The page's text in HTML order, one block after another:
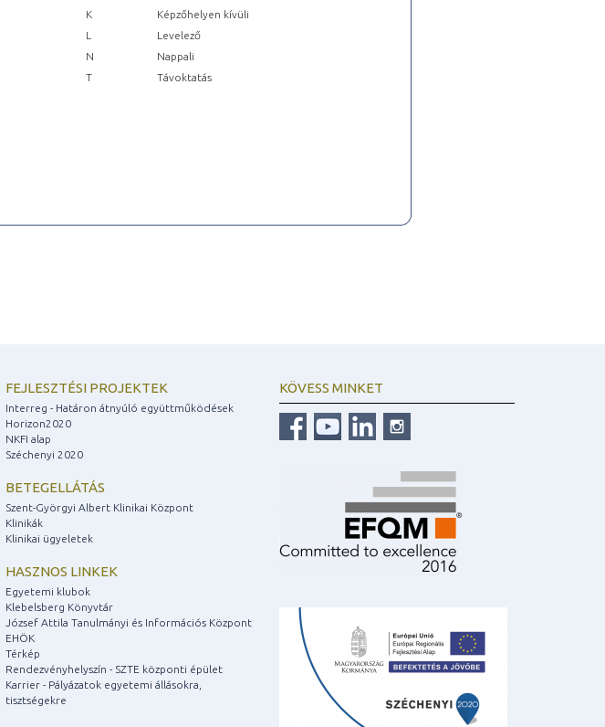
K
Képzőhelyen kívüli
L
Levelező
N
Nappali
T
Távoktatás
FEJLESZTÉSI PROJEKTEK
Interreg - Határon átnyúló együttműködések
Horizon2020
NKFI alap
Széchenyi 2020
BETEGELLÁTÁS
Szent-Györgyi Albert Klinikai Központ
Klinikák
Klinikai ügyeletek
HASZNOS LINKEK
Egyetemi klubok
Klebelsberg Könyvtár
József Attila Tanulmányi és Információs Központ
EHÖK
Térkép
Rendezvényhelyszín - SZTE központi épület
Karrier - Pályázatok egyetemi állásokra,
tisztségekre
KÖVESS MINKET